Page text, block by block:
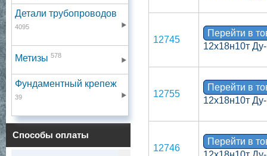
Детали трубопроводов
4095
Метизы 578
Фундаментный крепеж
39
Способы оплаты
12745
Перейти в
12х18н10т
12755
Перейти в
12х18н10т
12746
Перейти в